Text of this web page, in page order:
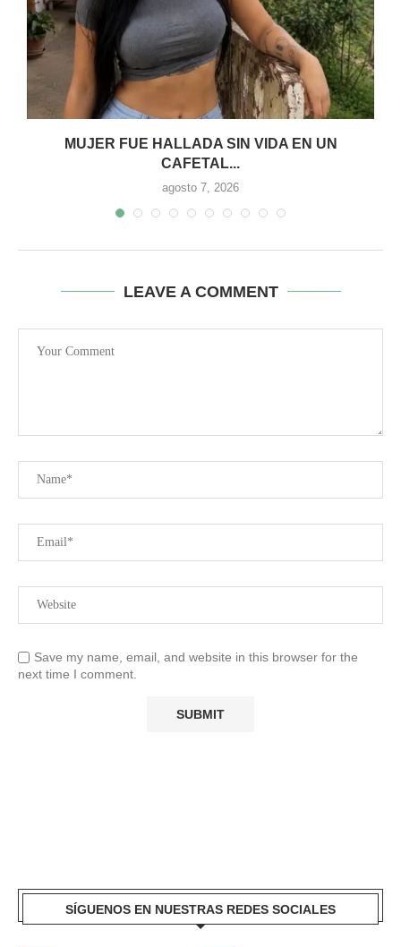
MUJER FUE HALLADA SIN VIDA EN UN
CAFETAL...
agosto 7, 2026
LEAVE A COMMENT
Save my name, email, and website in this browser for the
next time I comment.
SÍGUENOS EN NUESTRAS REDES SOCIALES